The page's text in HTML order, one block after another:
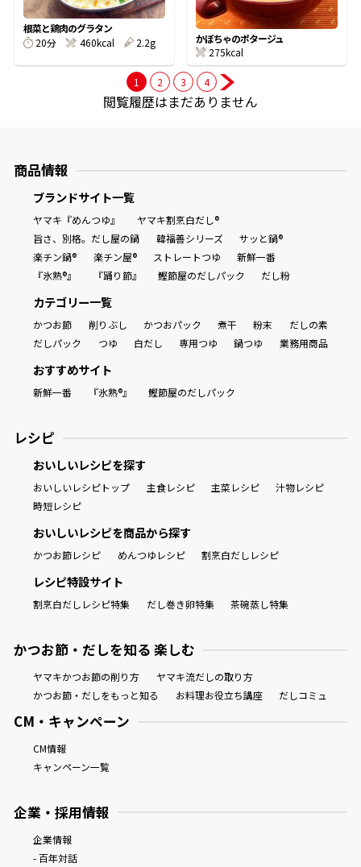
だしパック
根菜と鶏肉のグラタン
20分
460kcal 2.2g
かぼちゃのポタージュ
275kcal
1 2 3 4
閲覧履歴はまだありません
商品情報
ブランドサイト一覧
ヤマキ『めんつゆ』
ヤマキ割烹白だし®
旨さ、別格。だし屋の鍋
韓福善シリーズ
サッと鍋®
楽チン鍋®
楽チン屋® ストレートつゆ
新鮮一番
『氷熟®』
『踊り節』 鰹節屋のだしパック だし粉
カテゴリー一覧
かつお節 削りぶし かつおパック 煮干 粉末
だしの素
だしパック
つゆ 白だし 専用つゆ 鍋つゆ 業務用商品
おすすめサイト
新鮮一番 『氷熟®』 鰹節屋のだしパック
レシピ
おいしいレシピを探す
おいしいレシピトップ 主食レシピ 主菜レシピ
汁物レシピ
時短レシピ
おいしいレシピを商品から探す
かつお節レシピ めんつゆレシピ 割烹白だしレシピ
レシピ特設サイト
割烹白だしレシピ特集 だし巻き卵特集 茶碗蒸し特集
かつお節・だしを知る 楽しむ
ヤマキかつお節の削り方
ヤマキ流だしの取り方
かつお節・だしをもっと知る
お料理お役立ち講座 だしコミュ
CM・キャンペーン
CM情報
キャンペーン一覧
企業・採用情報
企業情報
- 百年対話